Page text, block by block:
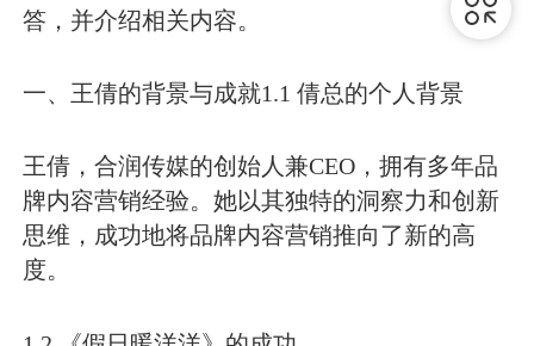
答，并介绍相关内容。
一、王倩的背景与成就1.1 倩总的个人背景
王倩，合润传媒的创始人兼CEO，拥有多年品
牌内容营销经验。她以其独特的洞察力和创新
思维，成功地将品牌内容营销推向了新的高
度。